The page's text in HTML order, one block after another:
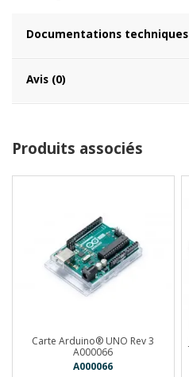
Documentations techniques
Avis (0)
Produits associés
Carte Arduino® UNO Rev 3
A000066
A000066